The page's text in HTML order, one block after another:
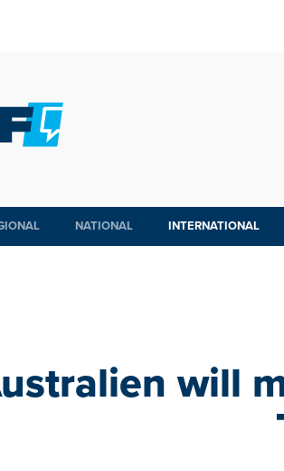
NATIONAL INTERNATIONAL
will